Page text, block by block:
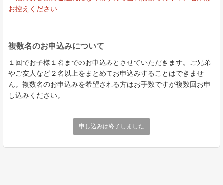
お控えください
複数名のお申込みについて
１回でお子様１名までのお申込みとさせていただきます。ご兄弟
やご友人など２名以上をまとめてお申込みすることはできませ
ん。複数名のお申込みを希望される方はお手数ですが複数回お申
し込みください。
申し込みは終了しました